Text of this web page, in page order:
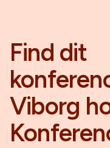
Find dit
Viborg